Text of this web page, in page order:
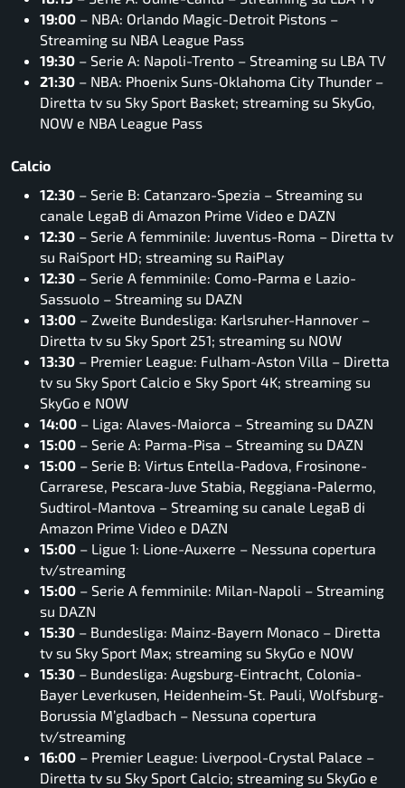
19:00 – NBA: Orlando Magic-Detroit Pistons –
Streaming su NBA League Pass
19:30 – Serie A: Napoli-Trento – Streaming su LBA TV
21:30 – NBA: Phoenix Suns-Oklahoma City Thunder –
Diretta tv su Sky Sport Basket; streaming su SkyGo,
NOW e NBA League Pass
Calcio
12:30 – Serie B: Catanzaro-Spezia – Streaming su
canale LegaB di Amazon Prime Video e DAZN
12:30 – Serie A femminile: Juventus-Roma – Diretta tv
su RaiSport HD; streaming su RaiPlay
12:30 – Serie A femminile: Como-Parma e Lazio-
Sassuolo – Streaming su DAZN
13:00 – Zweite Bundesliga: Karlsruher-Hannover –
Diretta tv su Sky Sport 251; streaming su NOW
13:30 – Premier League: Fulham-Aston Villa – Diretta
tv su Sky Sport Calcio e Sky Sport 4K; streaming su
SkyGo e NOW
14:00 – Liga: Alaves-Maiorca – Streaming su DAZN
15:00 – Serie A: Parma-Pisa – Streaming su DAZN
15:00 – Serie B: Virtus Entella-Padova, Frosinone-
Carrarese, Pescara-Juve Stabia, Reggiana-Palermo,
Sudtirol-Mantova – Streaming su canale LegaB di
Amazon Prime Video e DAZN
15:00 – Ligue 1: Lione-Auxerre – Nessuna copertura
tv/streaming
15:00 – Serie A femminile: Milan-Napoli – Streaming
su DAZN
15:30 – Bundesliga: Mainz-Bayern Monaco – Diretta
tv su Sky Sport Max; streaming su SkyGo e NOW
15:30 – Bundesliga: Augsburg-Eintracht, Colonia-
Bayer Leverkusen, Heidenheim-St. Pauli, Wolfsburg-
Borussia M’gladbach – Nessuna copertura
tv/streaming
16:00 – Premier League: Liverpool-Crystal Palace –
Diretta tv su Sky Sport Calcio; streaming su SkyGo e